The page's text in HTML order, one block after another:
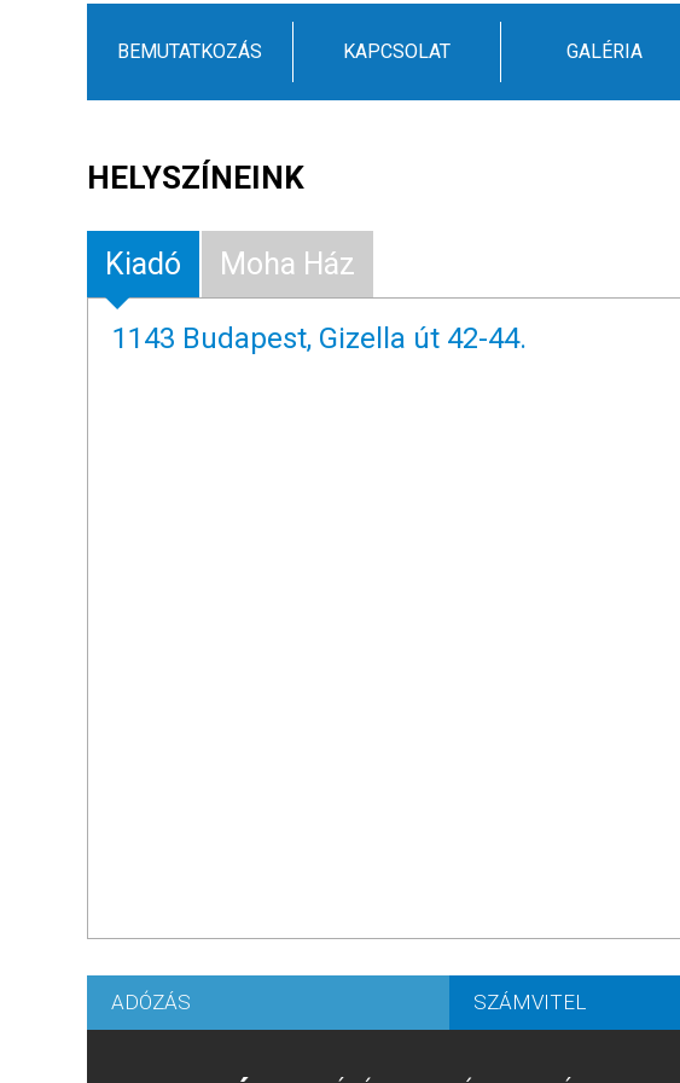
BEMUTATKOZÁS KAPCSOLAT GALÉRIA
HELYSZÍNEINK
Kiadó Moha Ház
1143 Budapest, Gizella út 42-44.
ADÓZÁS SZÁMVITEL